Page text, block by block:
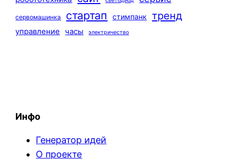
сервомашинка стартап стимпанк тренд
управление часы электричество
Инфо
Генератор идей
О проекте